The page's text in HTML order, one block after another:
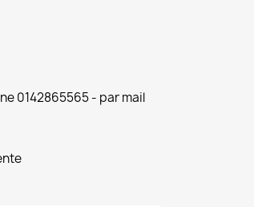
0142865565 - par mail